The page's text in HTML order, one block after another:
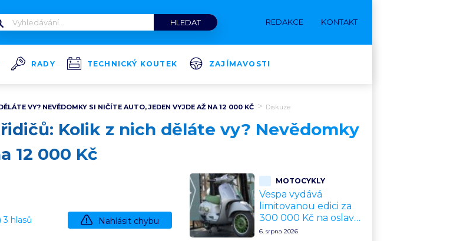
REDAKCE KONTAKT
RADY TECHNICKÝ KOUTEK ZAJÍMAVOSTI
VY? NEVĚDOMKY SI NIČÍTE AUTO, JEDEN VYJDE AŽ NA 12 000 KČ Diskuze
Kolik z nich děláte vy? Nevědomky
12 000 Kč
3 hlasů Nahlásit chybu
MOTOCYKLY
Vespa vydává
limitovanou edici za
300 000 Kč na oslavu
80 let. Jde o
6. srpna 2026